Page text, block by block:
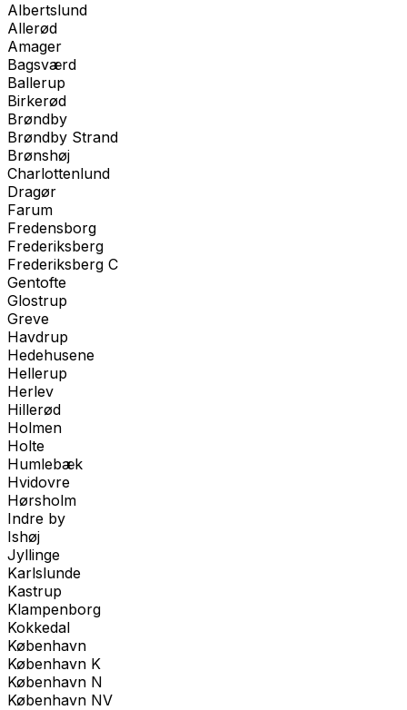
Albertslund
Allerød
Amager
Bagsværd
Ballerup
Birkerød
Brøndby
Brøndby Strand
Brønshøj
Charlottenlund
Dragør
Farum
Fredensborg
Frederiksberg
Frederiksberg C
Gentofte
Glostrup
Greve
Havdrup
Hedehusene
Hellerup
Herlev
Hillerød
Holmen
Holte
Humlebæk
Hvidovre
Hørsholm
Indre by
Ishøj
Jyllinge
Karlslunde
Kastrup
Klampenborg
Kokkedal
København
København K
København N
København NV